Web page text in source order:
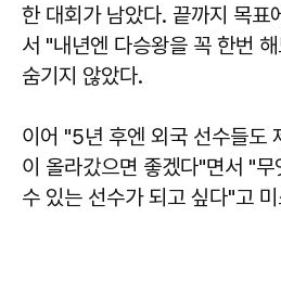
한 대회가 남았다. 끝까지 목표
서 "내년엔 다승왕을 꼭 한번
숨기지 않았다.
이어 "5년 후엔 외국 선수들도
이 올라갔으면 좋겠다"면서 "
수 있는 선수가 되고 싶다"고